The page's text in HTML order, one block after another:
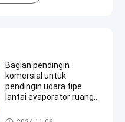
Bagian pendingin
komersial untuk
pendingin udara tipe
lantai evaporator ruang
evaporator ruang pendingin